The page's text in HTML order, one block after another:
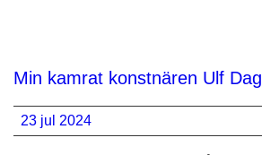
Min kamrat konstnären Ulf
23 jul 2024